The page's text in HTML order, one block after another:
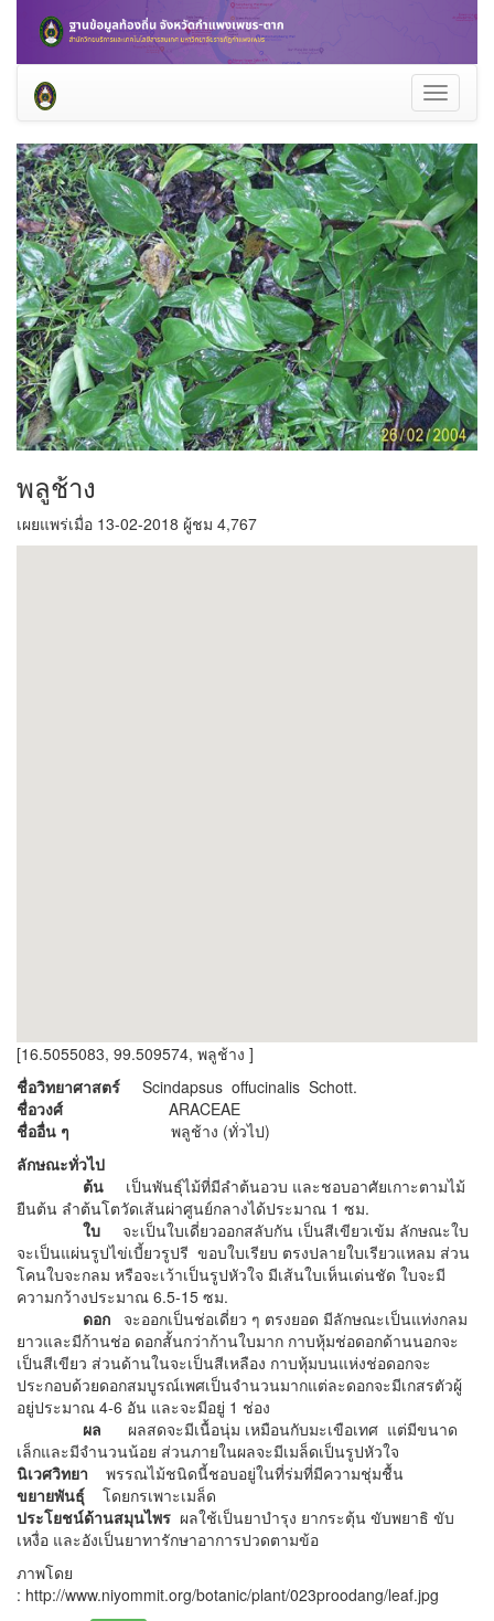
Toggle
พลูช้าง
เผยแพร่เมื่อ 13-02-2018 ผู้ชม 4,767
[16.5055083, 99.509574, พลูช้าง ]
ชื่อวิทยาศาสตร์
Scindapsus offucinalis Schott.
ชื่อวงศ์
ARACEAE
ชื่ออื่น ๆ
พลูช้าง (ทั่วไป)
ลักษณะทั่วไป
ต้น เป็นพันธุ์ไม้ที่มีลำต้นอวบ และชอบอาศัยเกาะตามไม้
ยืนต้น ลำต้นโตวัดเส้นผ่าศูนย์กลางได้ประมาณ 1 ซม.
ใบ จะเป็นใบเดี่ยวออกสลับกัน เป็นสีเขียวเข้ม ลักษณะใบ
จะเป็นแผ่นรูปไข่เบี้ยวรูปรี ขอบใบเรียบ ตรงปลายใบเรียวแหลม ส่วน
โคนใบจะกลม หรือจะเว้าเป็นรูปหัวใจ มีเส้นใบเห็นเด่นชัด ใบจะมี
ความกว้างประมาณ 6.5-15 ซม.
ดอก
จะออกเป็นช่อเดี่ยว ๆ ตรงยอด มีลักษณะเป็นแท่งกลม
ยาวและมีก้านช่อ ดอกสั้นกว่าก้านใบมาก กาบหุ้มช่อดอกด้านนอกจะ
เป็นสีเขียว ส่วนด้านในจะเป็นสีเหลือง กาบหุ้มบนแห่งช่อดอกจะ
ประกอบด้วยดอกสมบูรณ์เพศเป็นจำนวนมากแต่ละดอกจะมีเกสรตัวผู้
อยู่ประมาณ 4-6 อัน และจะมีอยู่ 1 ช่อง
ผล
ผลสดจะมีเนื้อนุ่ม เหมือนกับมะเขือเทศ แต่มีขนาด
เล็กและมีจำนวนน้อย ส่วนภายในผลจะมีเมล็ดเป็นรูปหัวใจ
นิเวศวิทยา พรรณไม้ชนิดนี้ชอบอยู่ในที่ร่มที่มีความชุ่มชื้น
ขยายพันธุ์ โดยกรเพาะเมล็ด
ประโยชน์ด้านสมุนไพร ผลใช้เป็นยาบำรุง ยากระตุ้น ขับพยาธิ ขับ
เหงื่อ และอังเป็นยาทารักษาอาการปวดตามข้อ
ภาพโดย
: http://www.niyommit.org/botanic/plant/023proodang/leaf.jpg